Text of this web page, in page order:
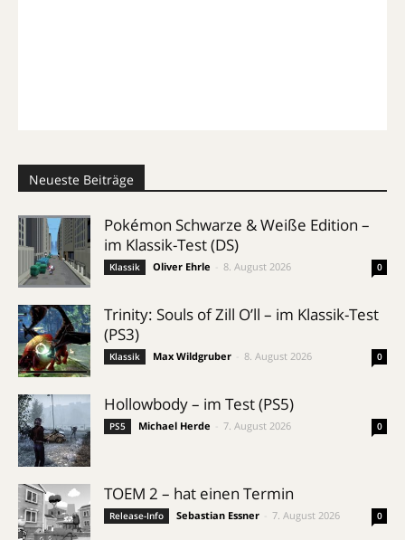
Neueste Beiträge
Pokémon Schwarze & Weiße Edition –
im Klassik-Test (DS)
Klassik Oliver Ehrle 8. August 2026 0
Trinity: Souls of Zill O’ll – im Klassik-Test
(PS3)
Klassik Max Wildgruber 8. August 2026 0
Hollowbody – im Test (PS5)
PS5 Michael Herde 7. August 2026 0
TOEM 2 – hat einen Termin
Release-Info Sebastian Essner 7. August 2026 0